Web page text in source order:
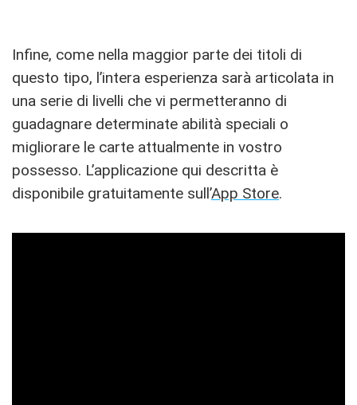
Infine, come nella maggior parte dei titoli di
questo tipo, l’intera esperienza sarà articolata in
una serie di livelli che vi permetteranno di
guadagnare determinate abilità speciali o
migliorare le carte attualmente in vostro
possesso. L’applicazione qui descritta è
disponibile gratuitamente sull’App Store.